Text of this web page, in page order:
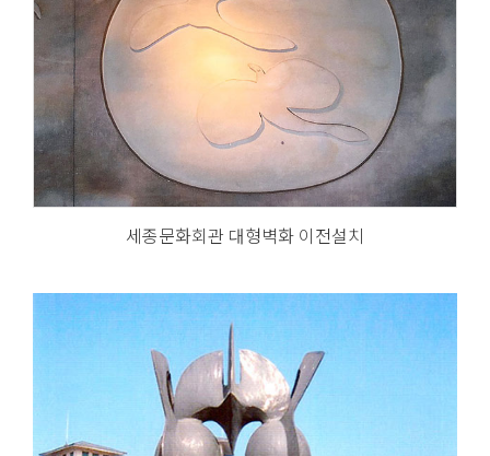
세종문화회관 대형벽화 이전설치